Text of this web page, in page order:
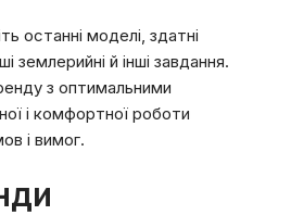
останні моделі, здатні
землерийні й інші завдання.
з оптимальними
і комфортної роботи
і вимог.